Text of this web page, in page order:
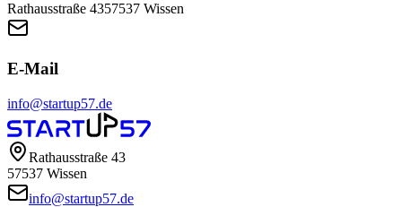
Rathausstraße 4357537 Wissen
E-Mail
info@startup57.de
Rathausstraße 43
57537 Wissen
info@startup57.de